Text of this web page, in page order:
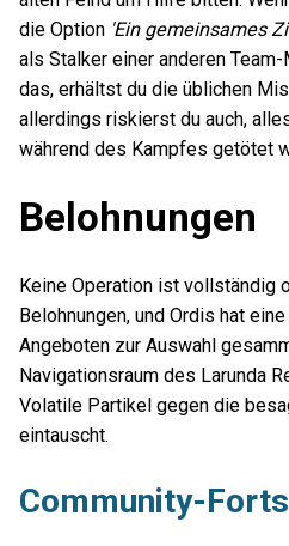
die Option 'Ein gemeinsames
als Stalker einer anderen
das, erhältst du die üblichen
allerdings riskierst du auch,
während des Kampfes getötet
Belohnungen
Keine Operation ist vollständig
Belohnungen, und Ordis hat
Angeboten zur Auswahl
Navigationsraum des Larunda
Volatile Partikel gegen die
eintauscht.
Community-